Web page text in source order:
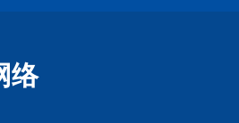
络